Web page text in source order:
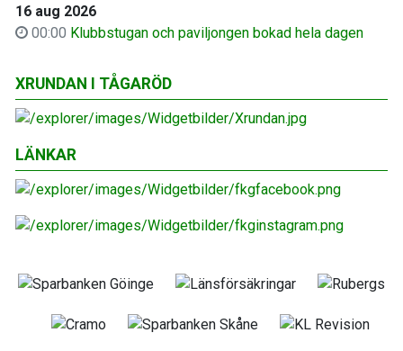
16 aug 2026
00:00 Klubbstugan och paviljongen bokad hela dagen
XRUNDAN I TÅGARÖD
LÄNKAR